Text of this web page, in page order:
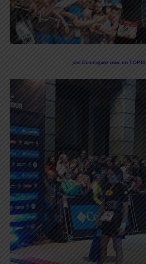
Javi Dominguez avec un TOP10